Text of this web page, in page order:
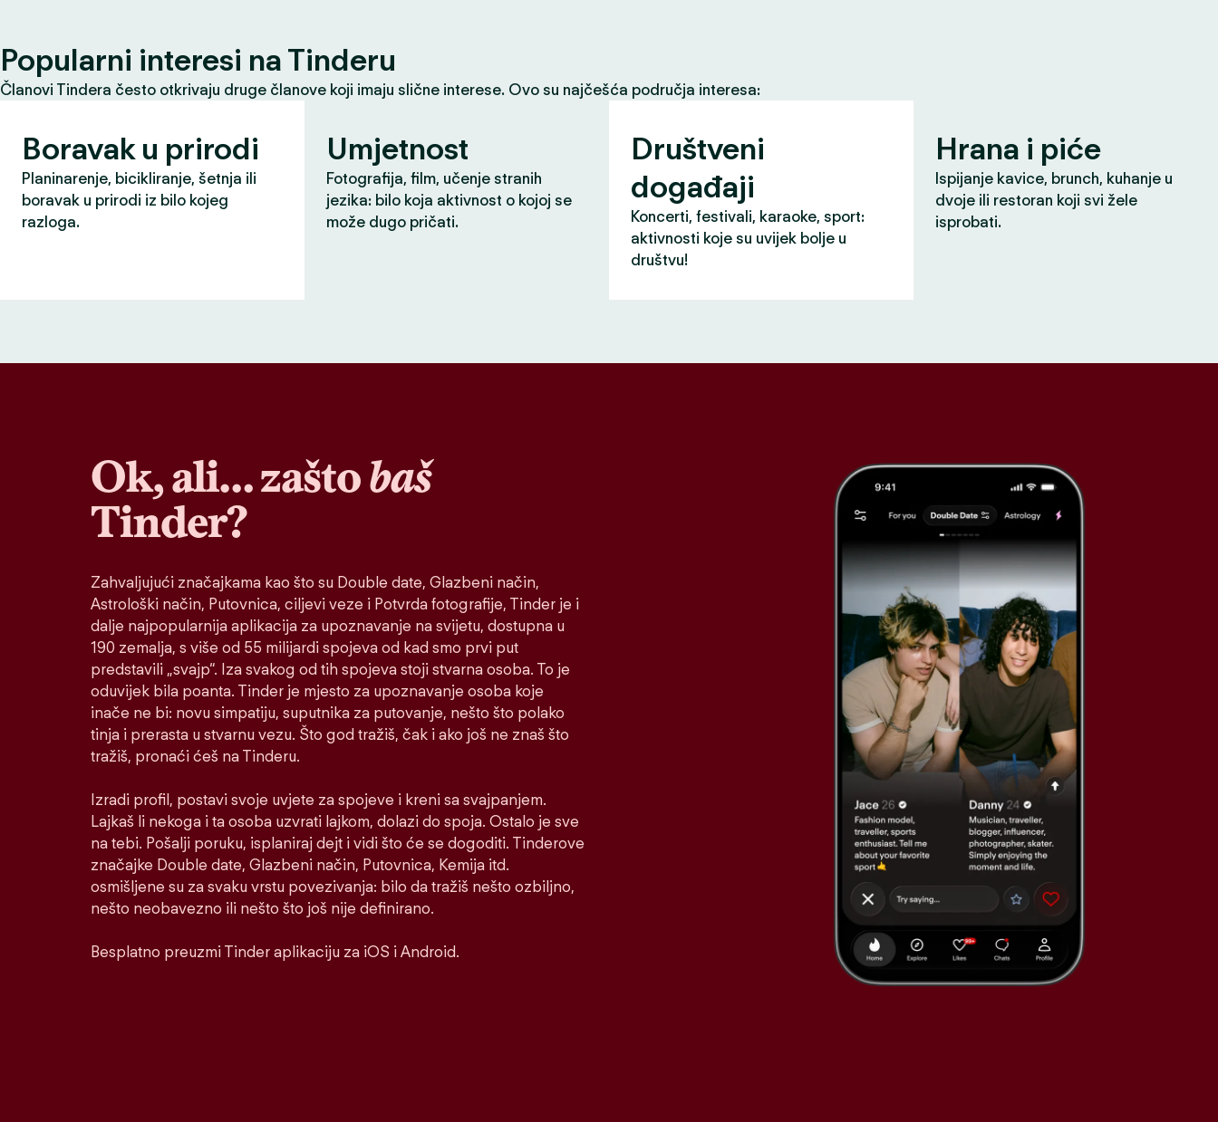
Popularni interesi na Tinderu
Članovi Tindera često otkrivaju druge članove koji imaju slične interese. Ovo su najčešća područja interesa:
Boravak u prirodi
Planinarenje, bicikliranje, šetnja ili
boravak u prirodi iz bilo kojeg
razloga.
Umjetnost
Fotografija, film, učenje stranih
jezika: bilo koja aktivnost o kojoj se
može dugo pričati.
Društveni
događaji
Koncerti, festivali, karaoke, sport:
aktivnosti koje su uvijek bolje u
društvu!
Hrana i piće
Ispijanje kavice, brunch, kuhanje u
dvoje ili restoran koji svi žele
isprobati.
Ok, ali… zaštobaš
Tinder?
Zahvaljujući značajkama kao što su Double date, Glazbeni način,
Astrološki način, Putovnica, ciljevi veze i Potvrda fotografije, Tinder je i
dalje najpopularnija aplikacija za upoznavanje na svijetu, dostupna u
190 zemalja, s više od 55 milijardi spojeva od kad smo prvi put
predstavili „svajp“. Iza svakog od tih spojeva stoji stvarna osoba. To je
oduvijek bila poanta. Tinder je mjesto za upoznavanje osoba koje
inače ne bi: novu simpatiju, suputnika za putovanje, nešto što polako
tinja i prerasta u stvarnu vezu. Što god tražiš, čak i ako još ne znaš što
tražiš, pronaći ćeš na Tinderu.
Izradi profil, postavi svoje uvjete za spojeve i kreni sa svajpanjem.
Lajkaš li nekoga i ta osoba uzvrati lajkom, dolazi do spoja. Ostalo je sve
na tebi. Pošalji poruku, isplaniraj dejt i vidi što će se dogoditi. Tinderove
značajke Double date, Glazbeni način, Putovnica, Kemija itd.
osmišljene su za svaku vrstu povezivanja: bilo da tražiš nešto ozbiljno,
nešto neobavezno ili nešto što još nije definirano.
Besplatno preuzmi Tinder aplikaciju za iOS i Android.